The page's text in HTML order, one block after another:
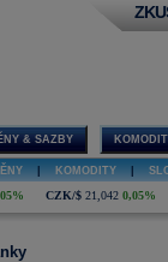
& SAZBY
KOMODITY
CZK/$ 21,042 0,05%